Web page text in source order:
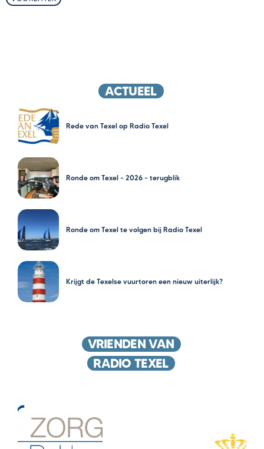
ACTUEEL
Rede van Texel op Radio Texel
Ronde om Texel – 2026 – terugblik
Ronde om Texel te volgen bij Radio Texel
Krijgt de Texelse vuurtoren een nieuw uiterlijk?
VRIENDEN VAN
RADIO TEXEL